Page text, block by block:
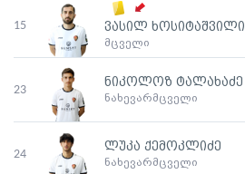
15 ვასილ ხოსიტაშვილი
მცველი
23
ნიკოლოზ ტალახაძე
ნახევარმცველი
24
ლუკა ქემოკლიძე
ნახევარმცველი